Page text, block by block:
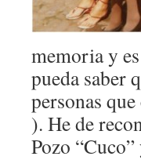
memoria y
pueda saber
personas
). He de
Pozo